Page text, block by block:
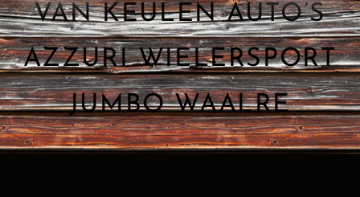
VAN KEULEN AUTO’S
AZZURI WIELERSPORT
JUMBO WAALRE